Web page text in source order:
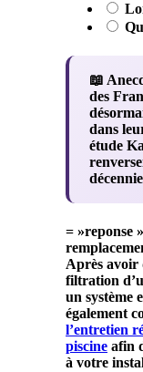
📖
des
dans
étude
= »reponse
Après avoir
filtration
un système
également
l’entretien
piscine afin
à votre